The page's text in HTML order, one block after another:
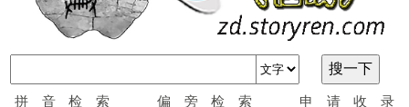
拼音检索 偏旁检索 申请收录